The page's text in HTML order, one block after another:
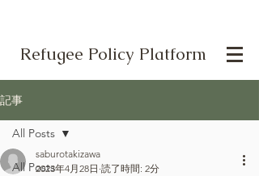
Refugee Policy Platform
記事
All Posts
All Posts
saburotakizawa
2023年4月28日 読了時間: 2分